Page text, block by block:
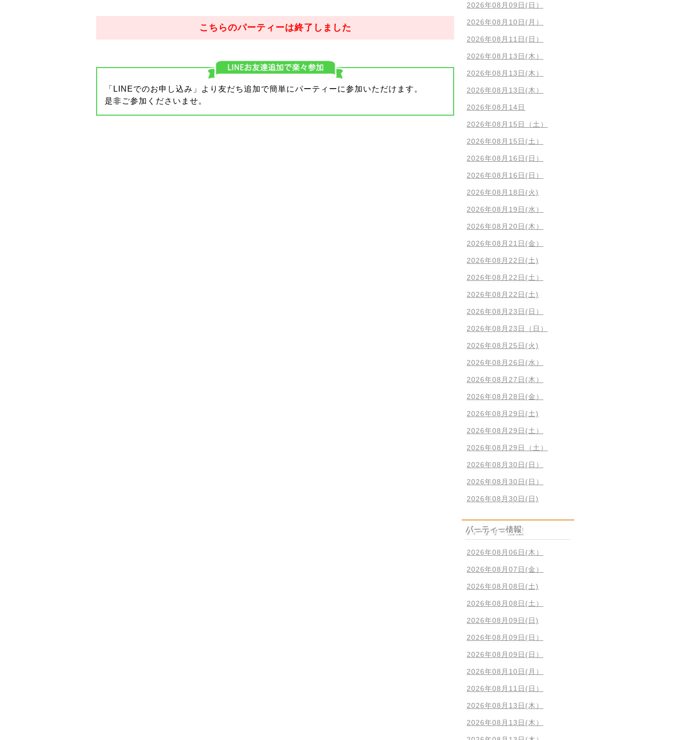
こちらのパーティーは終了しました
「LINEでのお申し込み」より友だち追加で簡単にパーティーに参加いただけます。
是非ご参加くださいませ。
2026年08月09日(日）
2026年08月10日(月）
2026年08月11日(日）
2026年08月13日(木）
2026年08月13日(木）
2026年08月13日(木）
2026年08月14日
2026年08月15日（土）
2026年08月15日(土）
2026年08月16日(日）
2026年08月16日(日）
2026年08月18日(火)
2026年08月19日(水）
2026年08月20日(木）
2026年08月21日(金）
2026年08月22日(土)
2026年08月22日(土）
2026年08月22日(土)
2026年08月23日(日）
2026年08月23日（日）
2026年08月25日(火)
2026年08月26日(水）
2026年08月27日(木）
2026年08月28日(金）
2026年08月29日(土)
2026年08月29日(土）
2026年08月29日（土）
2026年08月30日(日）
2026年08月30日(日）
2026年08月30日(日)
2026年08月06日(木）
2026年08月07日(金）
2026年08月08日(土)
2026年08月08日(土）
2026年08月09日(日)
2026年08月09日(日）
2026年08月09日(日）
2026年08月10日(月）
2026年08月11日(日）
2026年08月13日(木）
2026年08月13日(木）